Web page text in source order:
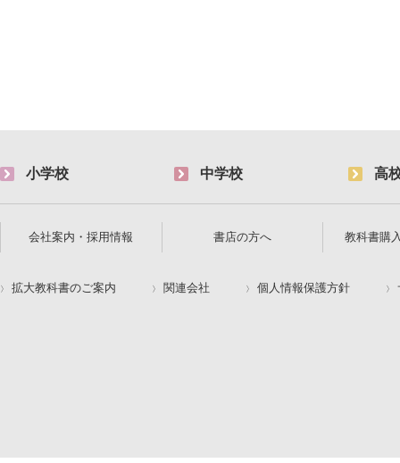
小学校 中学校 高
会社案内・採用情報 書店の方へ 教科書購
拡大教科書のご案内 関連会社 個人情報保護方針